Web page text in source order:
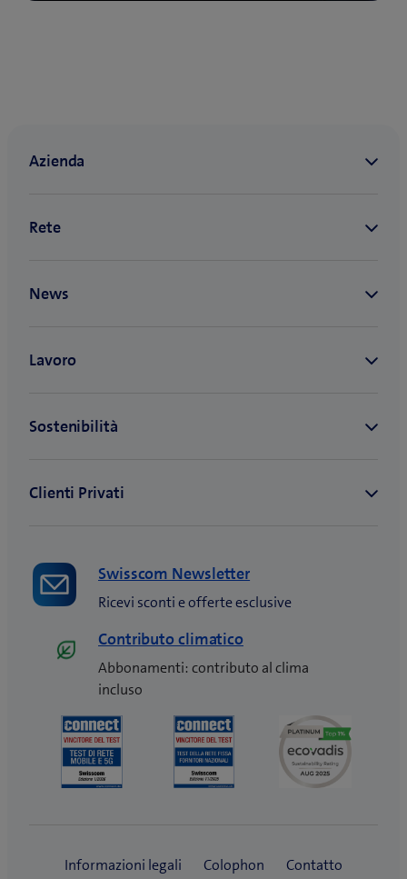
Swisscom Newsletter
Ricevi sconti e offerte esclusive
Contributo climatico
Abbonamenti: contributo al clima
incluso